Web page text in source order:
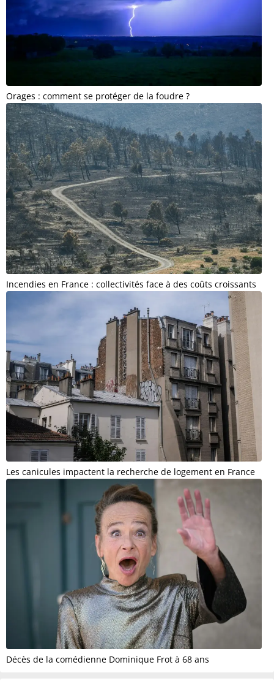
Orages : comment se protéger de la foudre ?
Incendies en France : collectivités face à des coûts croissants
Les canicules impactent la recherche de logement en France
Décès de la comédienne Dominique Frot à 68 ans